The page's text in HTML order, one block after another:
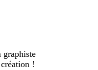
graphiste
!